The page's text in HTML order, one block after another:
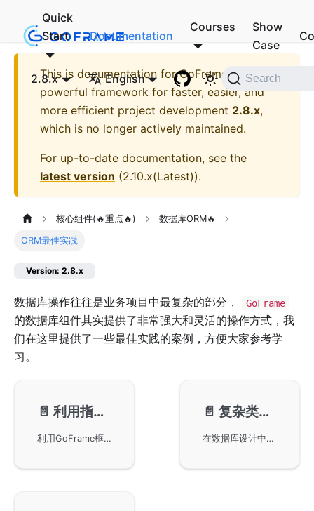
Quick
Start
Documentation
Courses
Show
Case
2.8.x English Search
This is documentation forGoFrame - A
powerful framework for faster, easier, and
more efficient project development 2.8.x,
which is no longer actively maintained.
For up-to-date documentation, see the
latest version (2.10.x(Latest)).
核心组件(🔥重点🔥) 数据库ORM🔥
ORM最佳实践
Version: 2.8.x
数据库操作往往是业务项目中最复杂的部分， GoFrame
的数据库组件其实提供了非常强大和灵活的操作方式，我
们在这里提供了一些最佳实践的案例，方便大家参考学
习。
📄️ 利用指针属性和do对象实现灵活的修改接口
利用GoFrame框架中的指针和do对象实现灵活的修改接口API。通过指针类型的属性参数和do对象，开发者可以轻松实现用户信息的修改操作，包括密码、昵称、状态等字段的更新，从而有效简化数据库更新的复杂度。
📄️ 复杂类型尽量使用json存储，便于Scan到对象时自动化转换，避免自定义解析
在数据库设计中使用JSON格式存储复杂类型数据的优势，主要通过GoFrame框架实现自动化转换，从而简化代码。以产品售卖规格为例，通过定义和使用Go结构体实现数据库的增删查改，避免自定义解析的复杂操作。此外，详细展示了如何在Go应用中进行数据写入和查询，确保高效率的数据处理过程。